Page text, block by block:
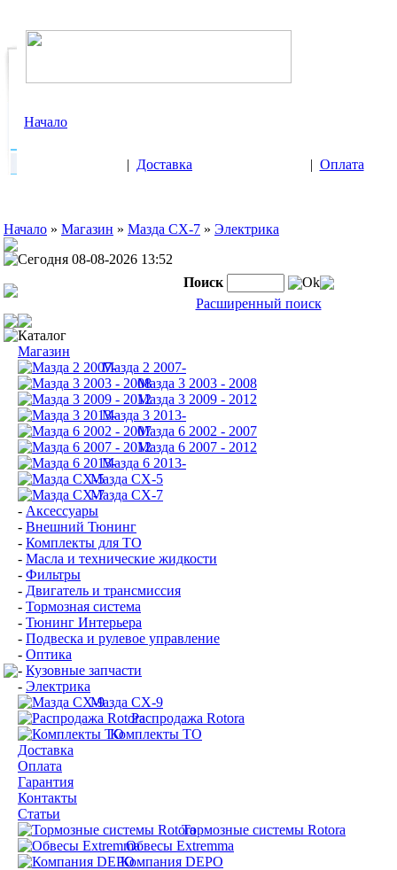
Начало
| Доставка | Оплата
Начало » Магазин » Мазда CX-7 » Электрика
Сегодня 08-08-2026 13:52
Поиск
Ok
Расширенный поиск
Каталог
Магазин
Мазда 2 2007-
Мазда 3 2003 - 2008
Мазда 3 2009 - 2012
Мазда 3 2013-
Мазда 6 2002 - 2007
Мазда 6 2007 - 2012
Мазда 6 2013-
Мазда CX-5
Мазда CX-7
- Аксессуары
- Внешний Тюнинг
- Комплекты для ТО
- Масла и технические жидкости
- Фильтры
- Двигатель и трансмиссия
- Тормозная система
- Тюнинг Интерьера
- Подвеска и рулевое управление
- Оптика
- Кузовные запчасти
- Электрика
Мазда СХ-9
Распродажа Rotora
Комплекты ТО
Доставка
Оплата
Гарантия
Контакты
Статьи
Тормозные системы Rotora
Обвесы Extremma
Компания DEPO